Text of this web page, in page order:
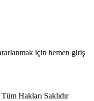
için hemen giriş
Hakları Saklıdır